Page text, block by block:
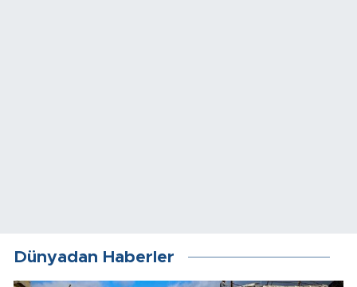
Dünyadan Haberler